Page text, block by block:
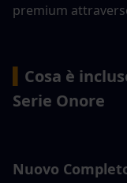
premium
Cosa è
Serie Onore
Nuovo